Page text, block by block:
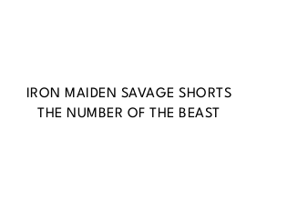
IRON MAIDEN SAVAGE SHORTS
THE NUMBER OF THE BEAST